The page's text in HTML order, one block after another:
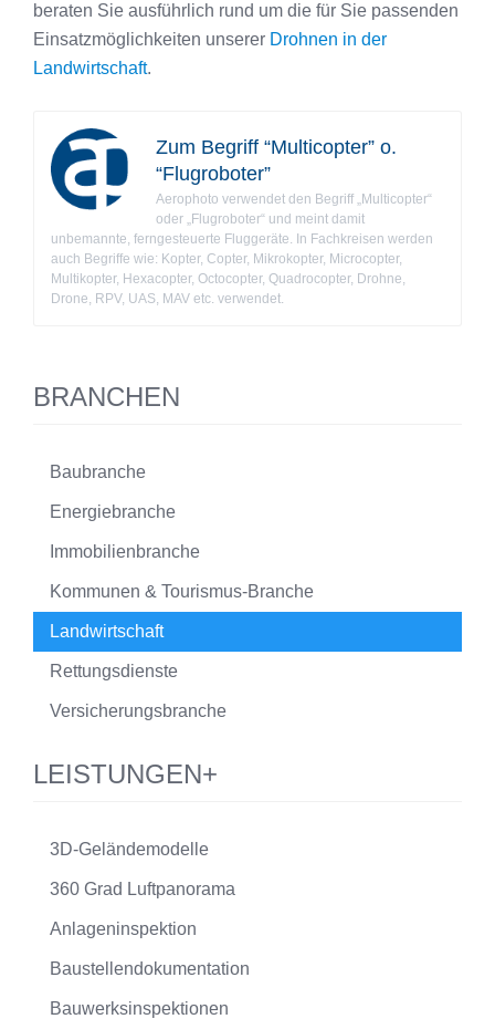
beraten Sie ausführlich rund um die für Sie passenden
Einsatzmöglichkeiten unserer Drohnen in der
Landwirtschaft.
Zum Begriff “Multicopter” o.
“Flugroboter”
Aerophoto verwendet den Begriff „Multicopter“
oder „Flugroboter“ und meint damit
unbemannte, ferngesteuerte Fluggeräte. In Fachkreisen werden
auch Begriffe wie: Kopter, Copter, Mikrokopter, Microcopter,
Multikopter, Hexacopter, Octocopter, Quadrocopter, Drohne,
Drone, RPV, UAS, MAV etc. verwendet.
BRANCHEN
Baubranche
Energiebranche
Immobilienbranche
Kommunen & Tourismus-Branche
Landwirtschaft
Rettungsdienste
Versicherungsbranche
LEISTUNGEN+
3D-Geländemodelle
360 Grad Luftpanorama
Anlageninspektion
Baustellendokumentation
Bauwerksinspektionen